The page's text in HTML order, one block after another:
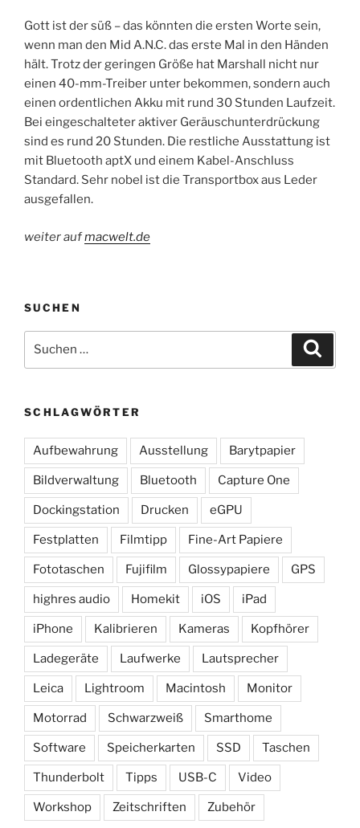
Gott ist der süß – das könnten die ersten Worte sein,
wenn man den Mid A.N.C. das erste Mal in den Händen
hält. Trotz der geringen Größe hat Marshall nicht nur
einen 40-mm-Treiber unter bekommen, sondern auch
einen ordentlichen Akku mit rund 30 Stunden Laufzeit.
Bei eingeschalteter aktiver Geräuschunterdrückung
sind es rund 20 Stunden. Die restliche Ausstattung ist
mit Bluetooth aptX und einem Kabel-Anschluss
Standard. Sehr nobel ist die Transportbox aus Leder
ausgefallen.
weiter aufmacwelt.de
SUCHEN
nach:
SCHLAGWÖRTER
Aufbewahrung Ausstellung Barytpapier
Bildverwaltung Bluetooth Capture One
Dockingstation Drucken eGPU
Festplatten Filmtipp Fine-Art Papiere
Fototaschen Fujifilm Glossypapiere GPS
highres audio Homekit iOS iPad
iPhone Kalibrieren Kameras Kopfhörer
Ladegeräte Laufwerke Lautsprecher
Leica Lightroom Macintosh Monitor
Motorrad Schwarzweiß Smarthome
Software Speicherkarten SSD Taschen
Thunderbolt Tipps USB-C Video
Workshop Zeitschriften Zubehör